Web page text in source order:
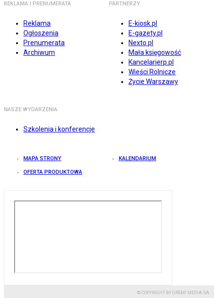
REKLAMA I PRENUMERATA
Reklama
Ogłoszenia
Prenumerata
Archiwum
PARTNERZY
E-kiosk.pl
E-gazety.pl
Nexto.pl
Mała księgowość
Kancelarierp.pl
Wieści Rolnicze
Życie Warszawy
NASZE WYDARZENIA
Szkolenia i konferencje
MAPA STRONY KALENDARIUM
OFERTA PRODUKTOWA
© COPYRIGHT BY GREMI MEDIA SA